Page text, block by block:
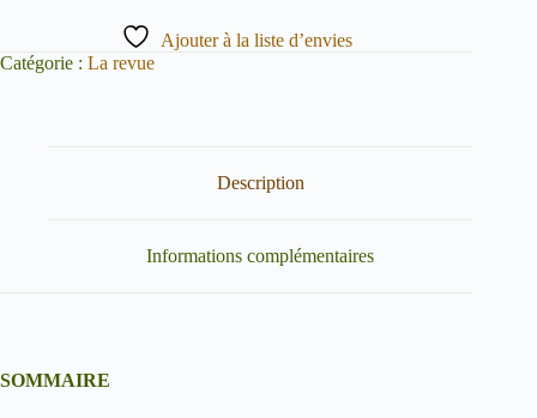
Ajouter à la liste d’envies
Catégorie : La revue
Description
Informations complémentaires
SOMMAIRE